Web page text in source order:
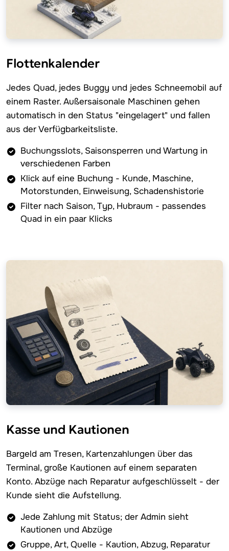
Flottenkalender
Jedes Quad, jedes Buggy und jedes Schneemobil auf
einem Raster. Außersaisonale Maschinen gehen
automatisch in den Status "eingelagert" und fallen
aus der Verfügbarkeitsliste.
Buchungsslots, Saisonsperren und Wartung in
verschiedenen Farben
Klick auf eine Buchung - Kunde, Maschine,
Motorstunden, Einweisung, Schadenshistorie
Filter nach Saison, Typ, Hubraum - passendes
Quad in ein paar Klicks
Kasse und Kautionen
Bargeld am Tresen, Kartenzahlungen über das
Terminal, große Kautionen auf einem separaten
Konto. Abzüge nach Reparatur aufgeschlüsselt - der
Kunde sieht die Aufstellung.
Jede Zahlung mit Status; der Admin sieht
Kautionen und Abzüge
Gruppe, Art, Quelle - Kaution, Abzug, Reparatur